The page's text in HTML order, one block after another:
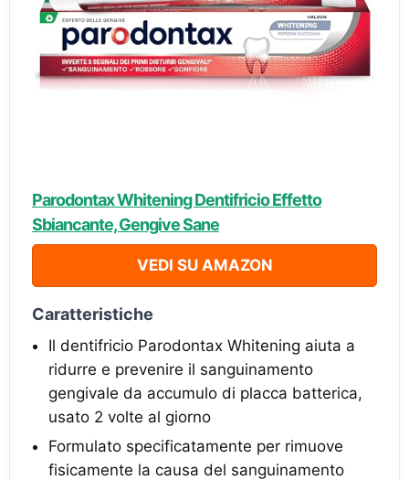
Parodontax Whitening Dentifricio Effetto
Sbiancante, Gengive Sane
VEDI SU AMAZON
Caratteristiche
Il dentifricio Parodontax Whitening aiuta a
ridurre e prevenire il sanguinamento
gengivale da accumulo di placca batterica,
usato 2 volte al giorno
Formulato specificatamente per rimuove
fisicamente la causa del sanguinamento